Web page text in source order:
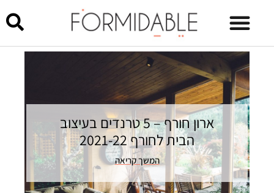
ארון חורף – 5 טרנדים בעיצוב
הבית לחורף 2021-22
המשך קריאה